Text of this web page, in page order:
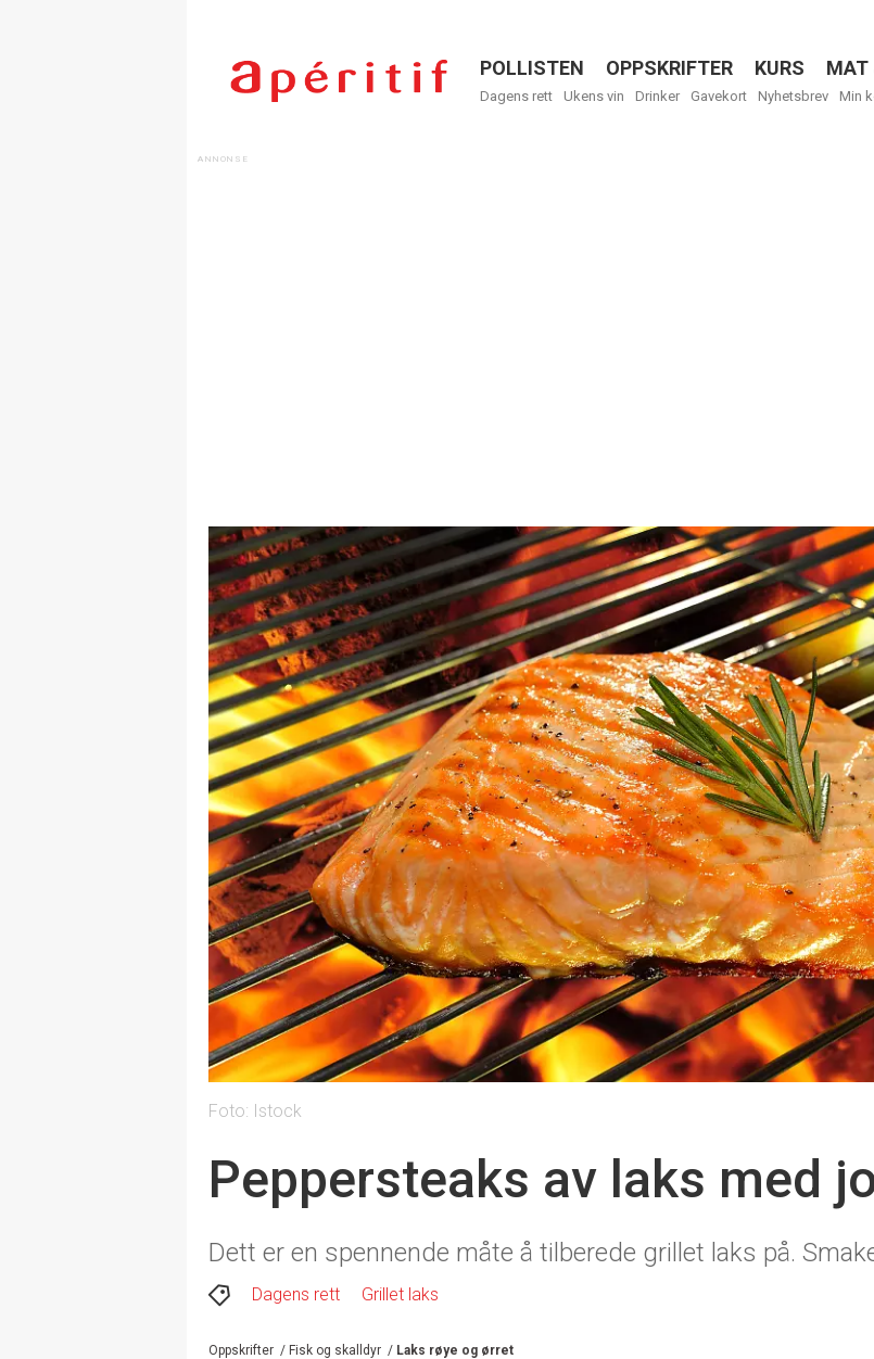
Menu
POLLISTEN OPPSKRIFTER KURS MAT
Dagens rett Ukens vin Drinker Gavekort Nyhetsbrev Min
Foto: Istock
Peppersteaks av laks med
Dett er en spennende måte å tilberede grillet laks på.
Dagens rett Grillet laks
Oppskrifter / Fisk og skalldyr / Laks røye og ørret